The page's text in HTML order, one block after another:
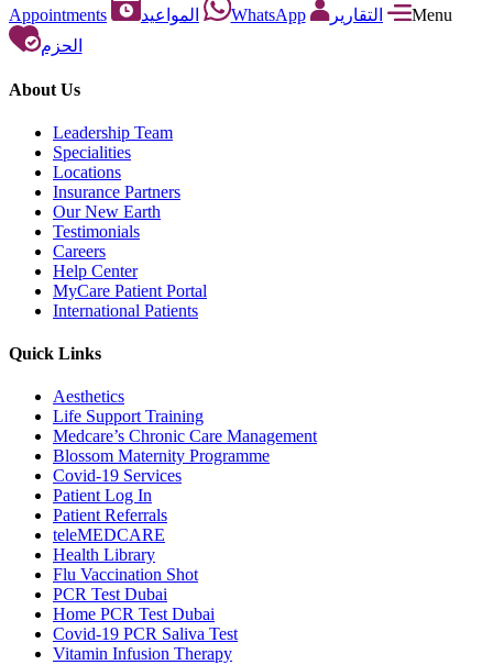
Appointments المواعيد WhatsApp التقارير
Menu
الحزم
About Us
Leadership Team
Specialities
Locations
Insurance Partners
Our New Earth
Testimonials
Careers
Help Center
MyCare Patient Portal
International Patients
Quick Links
Aesthetics
Life Support Training
Medcare’s Chronic Care Management
Blossom Maternity Programme
Covid-19 Services
Patient Log In
Patient Referrals
teleMEDCARE
Health Library
Flu Vaccination Shot
PCR Test Dubai
Home PCR Test Dubai
Covid-19 PCR Saliva Test
Vitamin Infusion Therapy